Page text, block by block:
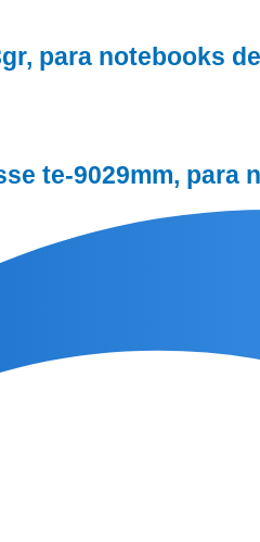
para notebooks
te-9029mm, para